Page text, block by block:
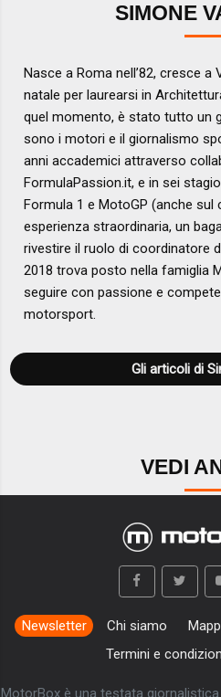
SIMONE
Nasce a Roma nell’82, cresce
natale per laurearsi in
quel momento, è stato tutto un
sono i motori e il giornalismo
anni accademici attraverso
FormulaPassion.it, e in sei
Formula 1 e MotoGP (anche sul
esperienza straordinaria, un
rivestire il ruolo di coordinatore
2018 trova posto nella famiglia
seguire con passione e
motorsport.
Gli articoli di
VEDI
Newsletter Chi siamo
Termini e
MotorBox è una testata